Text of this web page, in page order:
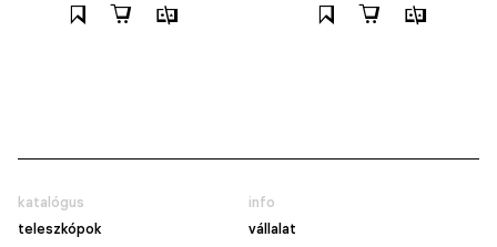
katalógus
teleszkópok
info
vállalat